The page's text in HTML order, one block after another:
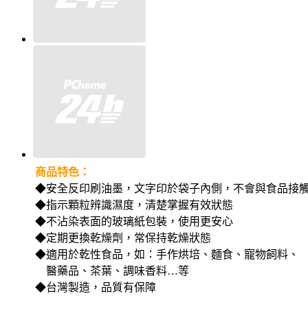
商品特色：
◆安全反印刷油墨，文字印於袋子內側，不會與食品接
◆指示顆粒辨識濕度，清楚掌握有效狀態
◆不沾染表面的玻璃紙包裝，使用更安心
◆定期更換乾燥劑，常保持乾燥狀態
◆適用於乾性食品，如：手作烘培、麵食、寵物飼料、
醫藥品、茶葉、調味香料…等
◆台灣製造，品質有保障